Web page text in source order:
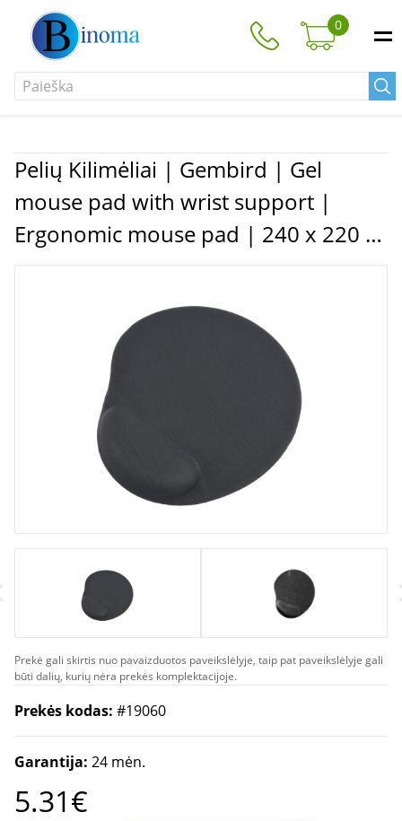
0
Pelių Kilimėliai | Gembird | Gel
mouse pad with wrist support |
Ergonomic mouse pad | 240 x 220 x
4 mm | Black
Prekė gali skirtis nuo pavaizduotos paveikslėlyje, taip pat paveikslėlyje gali
būti dalių, kurių nėra prekės komplektacijoje.
Prekės kodas: #19060
Garantija: 24 mėn.
5.31€